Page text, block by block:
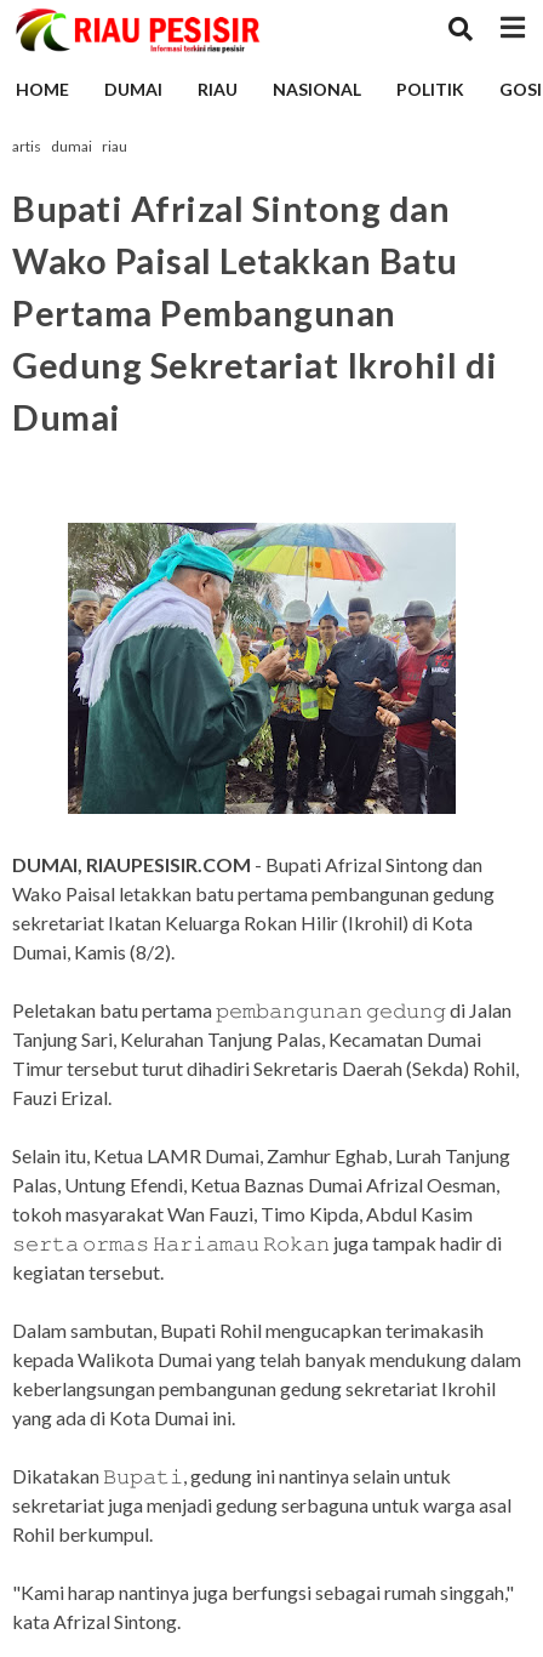
HOME DUMAI RIAU NASIONAL POLITIK
artis dumai riau
Bupati Afrizal Sintong dan
Wako Paisal Letakkan Batu
Pertama Pembangunan
Gedung Sekretariat Ikrohil di
Dumai
DUMAI, RIAUPESISIR.COM - Bupati Afrizal Sintong dan
Wako Paisal letakkan batu pertama pembangunan gedung
sekretariat Ikatan Keluarga Rokan Hilir (Ikrohil) di Kota
Dumai, Kamis (8/2).
Peletakan batu pertama 𝚙𝚎𝚖𝚋𝚊𝚗𝚐𝚞𝚗𝚊𝚗 𝚐𝚎𝚍𝚞𝚗𝚐 di Jalan
Tanjung Sari, Kelurahan Tanjung Palas, Kecamatan Dumai
Timur tersebut turut dihadiri Sekretaris Daerah (Sekda) Rohil,
Fauzi Erizal.
Selain itu, Ketua LAMR Dumai, Zamhur Eghab, Lurah Tanjung
Palas, Untung Efendi, Ketua Baznas Dumai Afrizal Oesman,
tokoh masyarakat Wan Fauzi, Timo Kipda, Abdul Kasim
𝚜𝚎𝚛𝚝𝚊 𝚘𝚛𝚖𝚊𝚜 𝙷𝚊𝚛𝚒𝚊𝚖𝚊𝚞 𝚁𝚘𝚔𝚊𝚗 juga tampak hadir di
kegiatan tersebut.
Dalam sambutan, Bupati Rohil mengucapkan terimakasih
kepada Walikota Dumai yang telah banyak mendukung dalam
keberlangsungan pembangunan gedung sekretariat Ikrohil
yang ada di Kota Dumai ini.
Dikatakan 𝙱𝚞𝚙𝚊𝚝𝚒, gedung ini nantinya selain untuk
sekretariat juga menjadi gedung serbaguna untuk warga asal
Rohil berkumpul.
"Kami harap nantinya juga berfungsi sebagai rumah singgah,"
kata Afrizal Sintong.